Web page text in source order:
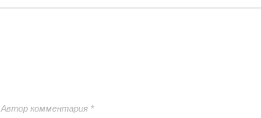
Автор комментария *